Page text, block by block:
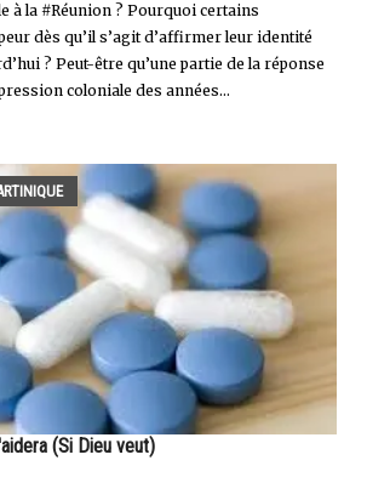
à la #Réunion ? Pourquoi certains
dès qu’il s’agit d’affirmer leur identité
? Peut-être qu’une partie de la réponse
coloniale des années...
(Si Dieu veut)